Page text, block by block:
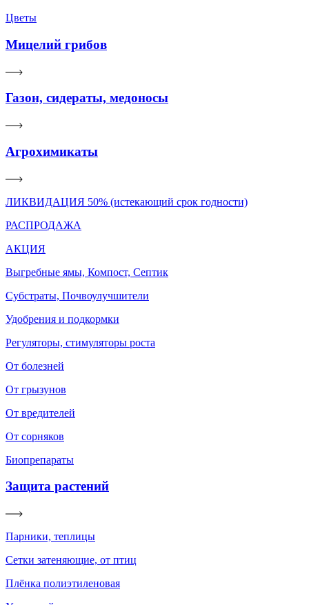
Цветы
Мицелий грибов
Газон, сидераты, медоносы
Агрохимикаты
ЛИКВИДАЦИЯ 50% (истекающий срок годности)
РАСПРОДАЖА
АКЦИЯ
Выгребные ямы, Компост, Септик
Субстраты, Почвоулучшители
Удобрения и подкормки
Регуляторы, стимуляторы роста
От болезней
От грызунов
От вредителей
От сорняков
Биопрепараты
Защита растений
Парники, теплицы
Сетки затеняющие, от птиц
Плёнка полиэтиленовая